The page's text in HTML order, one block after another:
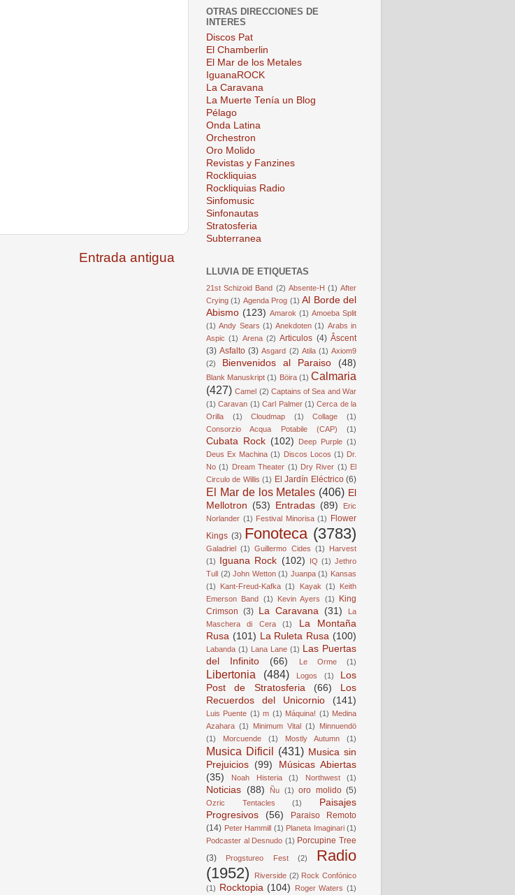
Entrada antigua
OTRAS DIRECCIONES DE
INTERES
Discos Pat
El Chamberlin
El Mar de los Metales
IguanaROCK
La Caravana
La Muerte Tenía un Blog
Pélago
Onda Latina
Orchestron
Oro Molido
Revistas y Fanzines
Rockliquias
Rockliquias Radio
Sinfomusic
Sinfonautas
Stratosferia
Subterranea
LLUVIA DE ETIQUETAS
21st Schizoid Band (2) Absente-H (1) After
Crying (1) Agenda Prog (1) Al Borde del
Abismo (123) Amarok (1) Amoeba Split
(1) Andy Sears (1) Anekdoten (1) Arabs in
Aspic (1) Arena (2) Articulos (4) Âscent
(3) Asfalto (3) Asgard (2) Atila (1) Axiom9
(2)
Bienvenidos al Paraiso (48)
Blank Manuskript (1) Böira (1) Calmaria
(427) Camel (2) Captains of Sea and War
(1) Caravan (1) Carl Palmer (1) Cerca de la
Orilla
(1) Cloudmap (1) Collage
(1)
Consorzio Acqua Potabile (CAP)
(1)
Cubata Rock (102) Deep Purple (1)
Deus Ex Machina (1) Discos Locos (1) Dr.
No (1) Dream Theater (1) Dry River (1) El
Circulo de Willis (1) El Jardín Eléctrico (6)
El Mar de los Metales (406) El
Mellotron (53) Entradas (89)
Eric
Norlander (1) Festival Minorisa (1) Flower
Kings (3) Fonoteca (3783)
Galadriel (1) Guillermo Cides (1)
Harvest
(1) Iguana Rock (102) IQ (1) Jethro
Tull (2) John Wetton (1) Juanpa (1) Kansas
(1)
Kant-Freud-Kafka (1) Kayak (1)
Keith
Emerson Band (1) Kevin Ayers (1)
King
Crimson (3) La Caravana (31)
La
Maschera di Cera
(1)
La Montaña
Rusa (101) La Ruleta Rusa (100)
Labanda (1) Lana Lane (1) Las Puertas
del Infinito
(66) Le Orme (1)
Libertonia (484) Logos (1)
Los
Post de Stratosferia
(66)
Los
Recuerdos del Unicornio
(141)
Luis Puente (1) m (1) Máquina! (1) Medina
Azahara (1) Minimum Vital (1)
Minnuendö
(1)
Morcuende (1) Mostly Autumn (1)
Musica Dificil (431) Musica sin
Prejuicios (99)
Músicas Abiertas
(35)
Noah Histeria (1) Northwest (1)
Noticias (88) Ñu (1) oro molido (5)
Ozric Tentacles (1)
Paisajes
Progresivos
(56)
Paraiso Remoto
(14) Peter Hammill (1) Planeta Imaginari (1)
Podcaster al Desnudo (1) Porcupine Tree
(3)
Progstureo Fest (2)
Radio
(1952)
Riverside (2) Rock Confónico
(1) Rocktopia (104) Roger Waters (1)